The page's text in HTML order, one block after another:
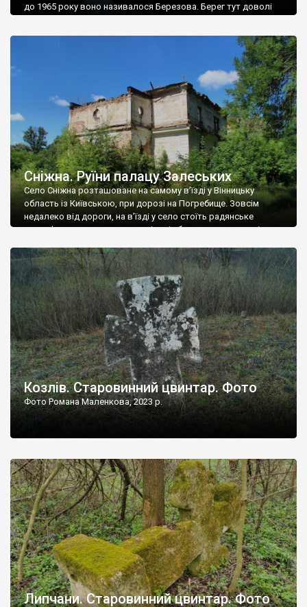
до 1965 року воно називалося Березова. Берег тут доволі
Наддністрянське відрізняється від більшості навколишніх
сіл. У селі є мурована Михайлівська церква. Точної дати […]
Сніжна. Руїни палацу Залеських
Село Сніжна розташоване на самому в’їзді у Вінницьку
область із Київською, при дорозі на Погребище. Зовсім
недалеко від дороги, на в’їзді у село стоїть радянське
рельєфне пано, яке показує жінку і яблуню, а трохи далі, десь
не видно, але видно дві стареньких колії у траві – […]
Козлів. Старовинний цвинтар. Фото
Фото Романа Маленкова, 2023 р.
Липчани. Старовинний цвинтар. Фото